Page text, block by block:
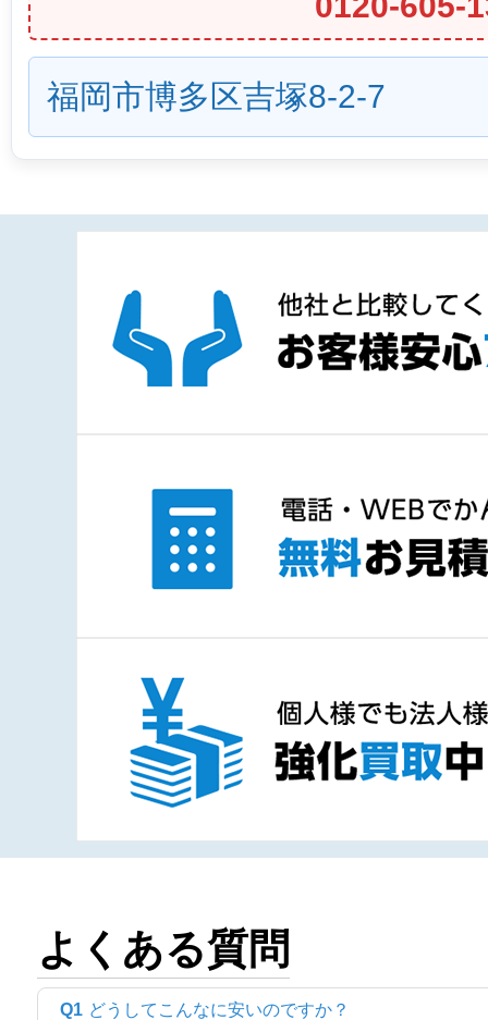
福岡市博多区吉塚8-2-7
よくある質問
Q1 どうしてこんなに安いのですか？